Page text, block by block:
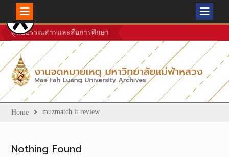
Skip
to
content
ศูนย์บรรณสารและสื่อการศึกษา
Home muzmatch it review
Nothing Found